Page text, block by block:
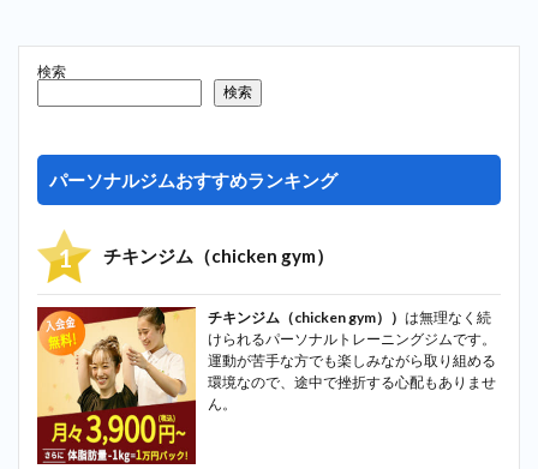
検索
検索
パーソナルジムおすすめランキング
チキンジム（chicken gym）
チキンジム（chicken gym）） は無理なく続
けられるパーソナルトレーニングジムです。
運動が苦手な方でも楽しみながら取り組める
環境なので、途中で挫折する心配もありませ
ん。